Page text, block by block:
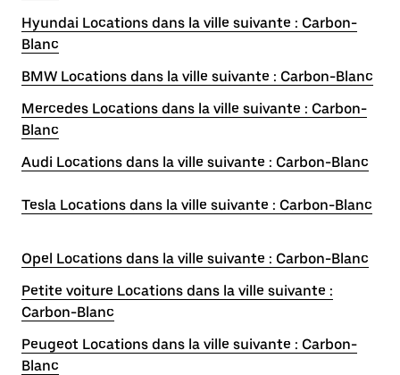
Hyundai Locations dans la ville suivante : Carbon-
Blanc
BMW Locations dans la ville suivante : Carbon-Blanc
Mercedes Locations dans la ville suivante : Carbon-
Blanc
Audi Locations dans la ville suivante : Carbon-Blanc
Tesla Locations dans la ville suivante : Carbon-Blanc
Opel Locations dans la ville suivante : Carbon-Blanc
Petite voiture Locations dans la ville suivante :
Carbon-Blanc
Peugeot Locations dans la ville suivante : Carbon-
Blanc